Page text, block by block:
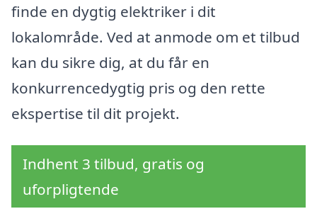
finde en dygtig elektriker i dit
lokalområde. Ved at anmode om et tilbud
kan du sikre dig, at du får en
konkurrencedygtig pris og den rette
ekspertise til dit projekt.
Indhent 3 tilbud, gratis og
uforpligtende